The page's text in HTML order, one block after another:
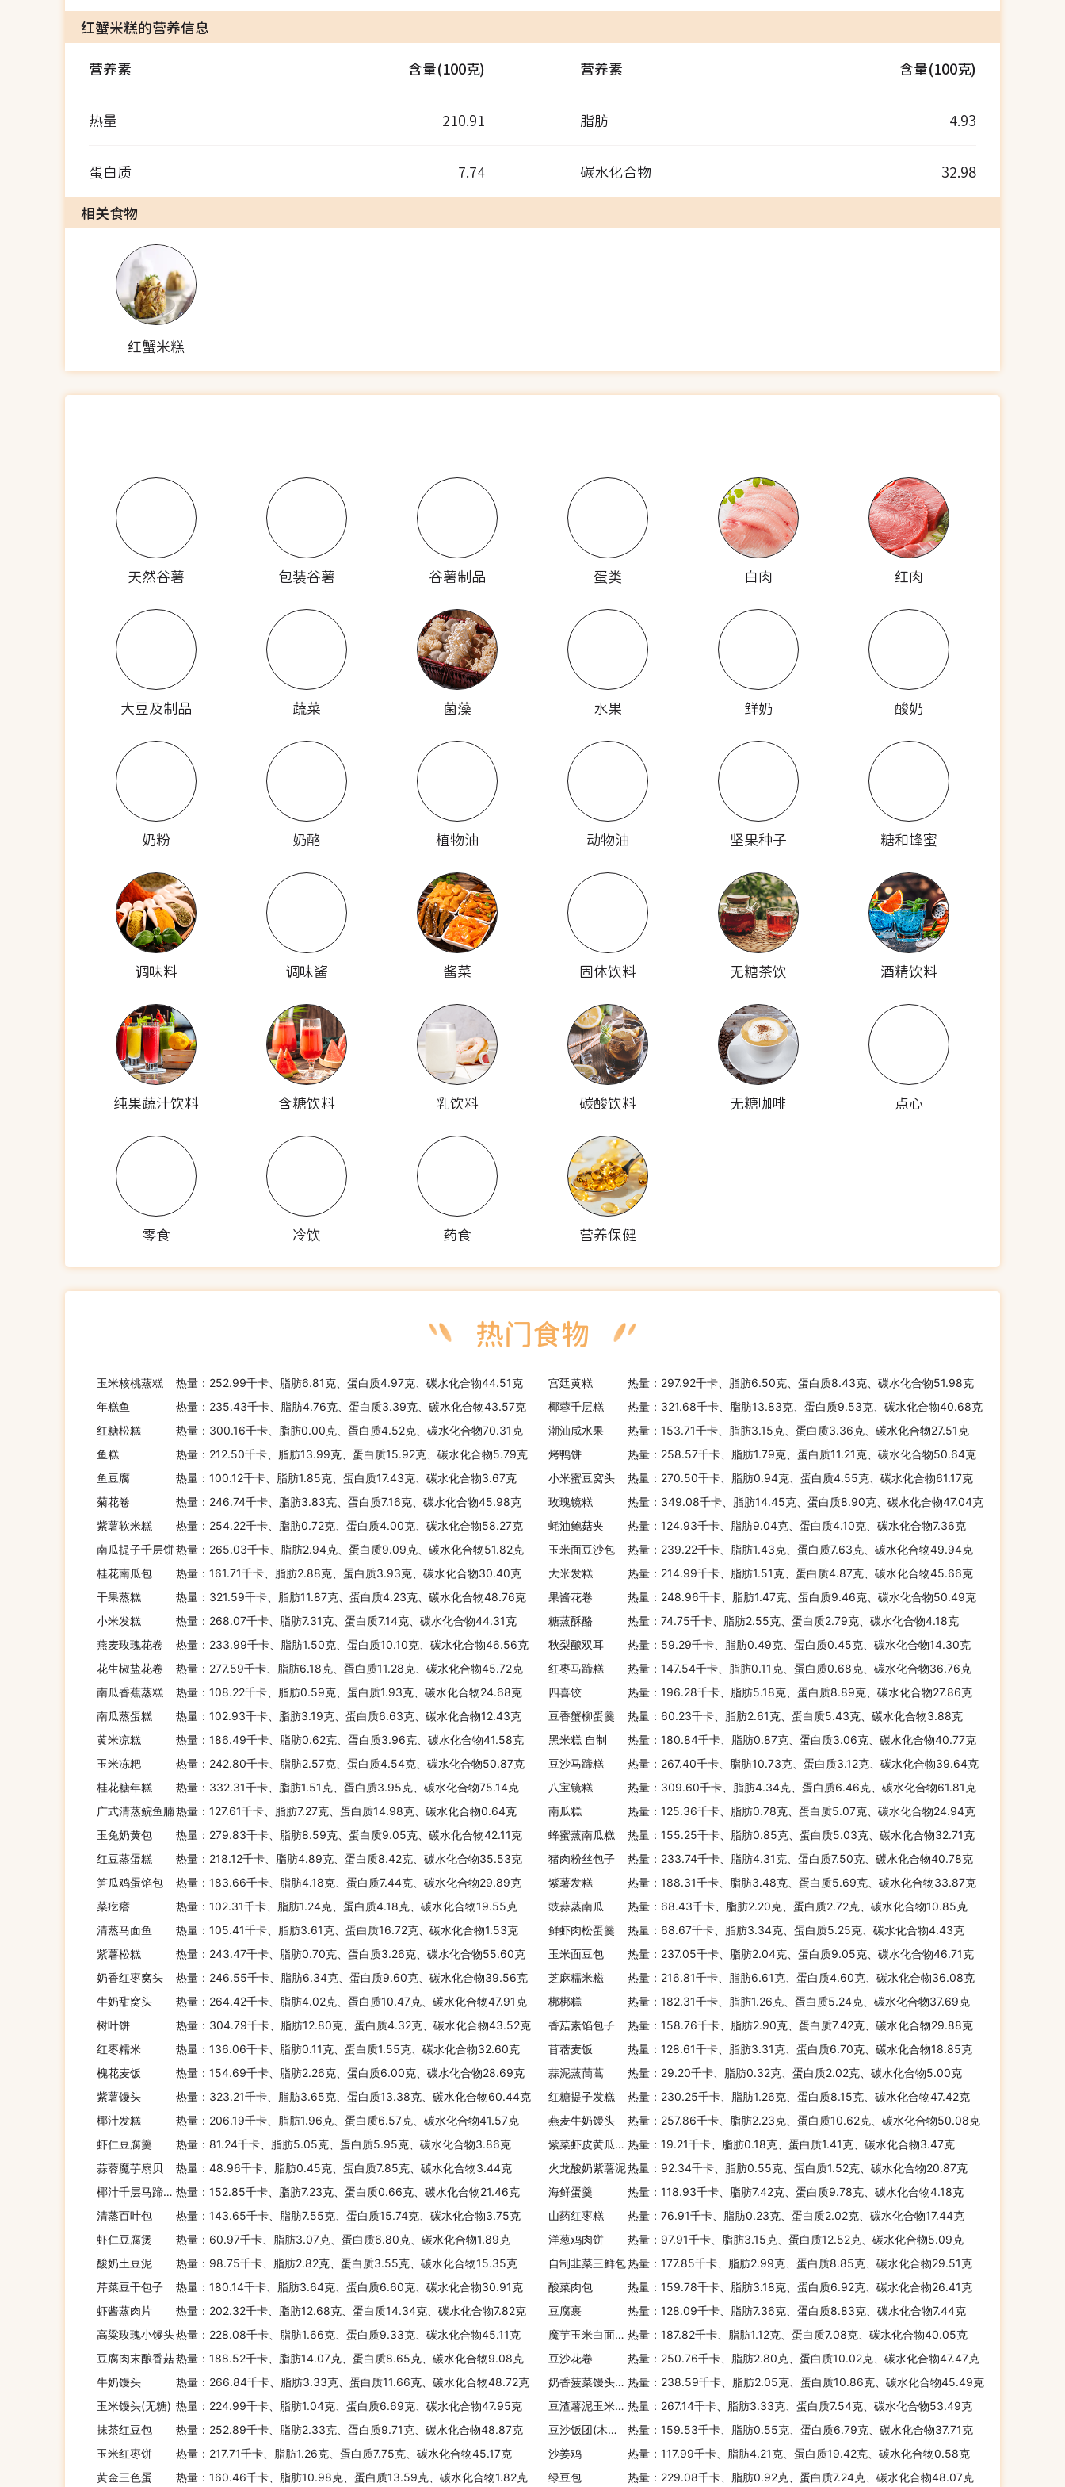
红蟹米糕的营养信息
营养素
含量(100克) 营养素 含量(100克)
热量 210.91 脂肪 4.93
蛋白质 7.74 碳水化合物
32.98
相关食物
红蟹米糕
天然谷薯 包装谷薯 谷薯制品 蛋类 白肉 红肉
大豆及制品 蔬菜 菌藻 水果 鲜奶 酸奶
奶粉 奶酪 植物油 动物油 坚果种子 糖和蜂蜜
调味料 调味酱 酱菜 固体饮料 无糖茶饮 酒精饮料
纯果蔬汁饮料 含糖饮料 乳饮料 碳酸饮料 无糖咖啡 点心
零食 冷饮 药食 营养保健
玉米核桃蒸糕 热量：252.99千卡、脂肪6.81克、蛋白质4.97克、碳水化合物44.51克 宫廷黄糕
热量：297.92千卡、脂肪6.50克、蛋白质8.43克、碳水化合物51.98克
年糕鱼
热量：235.43千卡、脂肪4.76克、蛋白质3.39克、碳水化合物43.57克 椰蓉千层糕
热量：321.68千卡、脂肪13.83克、蛋白质9.53克、碳水化合物40.68克
红糖松糕
热量：300.16千卡、脂肪0.00克、蛋白质4.52克、碳水化合物70.31克 潮汕咸水果
热量：153.71千卡、脂肪3.15克、蛋白质3.36克、碳水化合物27.51克
鱼糕
热量：212.50千卡、脂肪13.99克、蛋白质15.92克、碳水化合物5.79克 烤鸭饼
热量：258.57千卡、脂肪1.79克、蛋白质11.21克、碳水化合物50.64克
鱼豆腐
热量：100.12千卡、脂肪1.85克、蛋白质17.43克、碳水化合物3.67克 小米蜜豆窝头
热量：270.50千卡、脂肪0.94克、蛋白质4.55克、碳水化合物61.17克
菊花卷
热量：246.74千卡、脂肪3.83克、蛋白质7.16克、碳水化合物45.98克 玫瑰镜糕
热量：349.08千卡、脂肪14.45克、蛋白质8.90克、碳水化合物47.04克
紫薯软米糕
热量：254.22千卡、脂肪0.72克、蛋白质4.00克、碳水化合物58.27克 蚝油鲍菇夹
热量：124.93千卡、脂肪9.04克、蛋白质4.10克、碳水化合物7.36克
南瓜提子千层饼热量：265.03千卡、脂肪2.94克、蛋白质9.09克、碳水化合物51.82克 玉米面豆沙包
热量：239.22千卡、脂肪1.43克、蛋白质7.63克、碳水化合物49.94克
桂花南瓜包
热量：161.71千卡、脂肪2.88克、蛋白质3.93克、碳水化合物30.40克 大米发糕
热量：214.99千卡、脂肪1.51克、蛋白质4.87克、碳水化合物45.66克
干果蒸糕
热量：321.59千卡、脂肪11.87克、蛋白质4.23克、碳水化合物48.76克 果酱花卷
热量：248.96千卡、脂肪1.47克、蛋白质9.46克、碳水化合物50.49克
小米发糕
热量：268.07千卡、脂肪7.31克、蛋白质7.14克、碳水化合物44.31克 糖蒸酥酪
热量：74.75千卡、脂肪2.55克、蛋白质2.79克、碳水化合物4.18克
燕麦玫瑰花卷
热量：233.99千卡、脂肪1.50克、蛋白质10.10克、碳水化合物46.56克 秋梨酿双耳
热量：59.29千卡、脂肪0.49克、蛋白质0.45克、碳水化合物14.30克
花生椒盐花卷
热量：277.59千卡、脂肪6.18克、蛋白质11.28克、碳水化合物45.72克 红枣马蹄糕
热量：147.54千卡、脂肪0.11克、蛋白质0.68克、碳水化合物36.76克
南瓜香蕉蒸糕
热量：108.22千卡、脂肪0.59克、蛋白质1.93克、碳水化合物24.68克 四喜饺
热量：196.28千卡、脂肪5.18克、蛋白质8.89克、碳水化合物27.86克
南瓜蒸蛋糕
热量：102.93千卡、脂肪3.19克、蛋白质6.63克、碳水化合物12.43克 豆香蟹柳蛋羹
热量：60.23千卡、脂肪2.61克、蛋白质5.43克、碳水化合物3.88克
黄米凉糕
热量：186.49千卡、脂肪0.62克、蛋白质3.96克、碳水化合物41.58克 黑米糕 自制
热量：180.84千卡、脂肪0.87克、蛋白质3.06克、碳水化合物40.77克
玉米冻粑
热量：242.80千卡、脂肪2.57克、蛋白质4.54克、碳水化合物50.87克 豆沙马蹄糕
热量：267.40千卡、脂肪10.73克、蛋白质3.12克、碳水化合物39.64克
桂花糖年糕
热量：332.31千卡、脂肪1.51克、蛋白质3.95克、碳水化合物75.14克 八宝镜糕
热量：309.60千卡、脂肪4.34克、蛋白质6.46克、碳水化合物61.81克
广式清蒸鲩鱼腩热量：127.61千卡、脂肪7.27克、蛋白质14.98克、碳水化合物0.64克 南瓜糕
热量：125.36千卡、脂肪0.78克、蛋白质5.07克、碳水化合物24.94克
玉兔奶黄包
热量：279.83千卡、脂肪8.59克、蛋白质9.05克、碳水化合物42.11克 蜂蜜蒸南瓜糕
热量：155.25千卡、脂肪0.85克、蛋白质5.03克、碳水化合物32.71克
红豆蒸蛋糕
热量：218.12千卡、脂肪4.89克、蛋白质8.42克、碳水化合物35.53克 猪肉粉丝包子
热量：233.74千卡、脂肪4.31克、蛋白质7.50克、碳水化合物40.78克
笋瓜鸡蛋馅包
热量：183.66千卡、脂肪4.18克、蛋白质7.44克、碳水化合物29.89克 紫薯发糕
热量：188.31千卡、脂肪3.48克、蛋白质5.69克、碳水化合物33.87克
菜疙瘩
热量：102.31千卡、脂肪1.24克、蛋白质4.18克、碳水化合物19.55克 豉蒜蒸南瓜
热量：68.43千卡、脂肪2.20克、蛋白质2.72克、碳水化合物10.85克
清蒸马面鱼
热量：105.41千卡、脂肪3.61克、蛋白质16.72克、碳水化合物1.53克 鲜虾肉松蛋羹
热量：68.67千卡、脂肪3.34克、蛋白质5.25克、碳水化合物4.43克
紫薯松糕
热量：243.47千卡、脂肪0.70克、蛋白质3.26克、碳水化合物55.60克 玉米面豆包
热量：237.05千卡、脂肪2.04克、蛋白质9.05克、碳水化合物46.71克
奶香红枣窝头
热量：246.55千卡、脂肪6.34克、蛋白质9.60克、碳水化合物39.56克 芝麻糯米糍
热量：216.81千卡、脂肪6.61克、蛋白质4.60克、碳水化合物36.08克
牛奶甜窝头
热量：264.42千卡、脂肪4.02克、蛋白质10.47克、碳水化合物47.91克 梆梆糕
热量：182.31千卡、脂肪1.26克、蛋白质5.24克、碳水化合物37.69克
树叶饼
热量：304.79千卡、脂肪12.80克、蛋白质4.32克、碳水化合物43.52克 香菇素馅包子
热量：158.76千卡、脂肪2.90克、蛋白质7.42克、碳水化合物29.88克
红枣糯米
热量：136.06千卡、脂肪0.11克、蛋白质1.55克、碳水化合物32.60克 苜蓿麦饭
热量：128.61千卡、脂肪3.31克、蛋白质6.70克、碳水化合物18.85克
槐花麦饭
热量：154.69千卡、脂肪2.26克、蛋白质6.00克、碳水化合物28.69克 蒜泥蒸茼蒿
热量：29.20千卡、脂肪0.32克、蛋白质2.02克、碳水化合物5.00克
紫薯馒头
热量：323.21千卡、脂肪3.65克、蛋白质13.38克、碳水化合物60.44克 红糖提子发糕
热量：230.25千卡、脂肪1.26克、蛋白质8.15克、碳水化合物47.42克
椰汁发糕
热量：206.19千卡、脂肪1.96克、蛋白质6.57克、碳水化合物41.57克 燕麦牛奶馒头
热量：257.86千卡、脂肪2.23克、蛋白质10.62克、碳水化合物50.08克
虾仁豆腐羹
热量：81.24千卡、脂肪5.05克、蛋白质5.95克、碳水化合物3.86克 紫菜虾皮黄瓜番茄汤 热量：19.21千卡、脂肪0.18克、蛋白质1.41克、碳水化合物3.47克
蒜蓉魔芋扇贝
热量：48.96千卡、脂肪0.45克、蛋白质7.85克、碳水化合物3.44克 火龙酸奶紫薯泥热量：92.34千卡、脂肪0.55克、蛋白质1.52克、碳水化合物20.87克
椰汁千层马蹄糕(自制) 热量：152.85千卡、脂肪7.23克、蛋白质0.66克、碳水化合物21.46克 海鲜蛋羹
热量：118.93千卡、脂肪7.42克、蛋白质9.78克、碳水化合物4.18克
清蒸百叶包
热量：143.65千卡、脂肪7.55克、蛋白质15.74克、碳水化合物3.75克 山药红枣糕
热量：76.91千卡、脂肪0.23克、蛋白质2.02克、碳水化合物17.44克
虾仁豆腐煲
热量：60.97千卡、脂肪3.07克、蛋白质6.80克、碳水化合物1.89克 洋葱鸡肉饼
热量：97.91千卡、脂肪3.15克、蛋白质12.52克、碳水化合物5.09克
酸奶土豆泥
热量：98.75千卡、脂肪2.82克、蛋白质3.55克、碳水化合物15.35克 自制韭菜三鲜包热量：177.85千卡、脂肪2.99克、蛋白质8.85克、碳水化合物29.51克
芹菜豆干包子
热量：180.14千卡、脂肪3.64克、蛋白质6.60克、碳水化合物30.91克 酸菜肉包
热量：159.78千卡、脂肪3.18克、蛋白质6.92克、碳水化合物26.41克
虾酱蒸肉片
热量：202.32千卡、脂肪12.68克、蛋白质14.34克、碳水化合物7.82克 豆腐裹
热量：128.09千卡、脂肪7.36克、蛋白质8.83克、碳水化合物7.44克
高粱玫瑰小馒头热量：228.08千卡、脂肪1.66克、蛋白质9.33克、碳水化合物45.11克 魔芋玉米白面馒头 热量：187.82千卡、脂肪1.12克、蛋白质7.08克、碳水化合物40.05克
豆腐肉末酿香菇热量：188.52千卡、脂肪14.07克、蛋白质8.65克、碳水化合物9.08克 豆沙花卷
热量：250.76千卡、脂肪2.80克、蛋白质10.02克、碳水化合物47.47克
牛奶馒头
热量：266.84千卡、脂肪3.33克、蛋白质11.66克、碳水化合物48.72克 奶香菠菜馒头〔20个左右〕 热量：238.59千卡、脂肪2.05克、蛋白质10.86克、碳水化合物45.49克
玉米馒头(无糖) 热量：224.99千卡、脂肪1.04克、蛋白质6.69克、碳水化合物47.95克 豆渣薯泥玉米面窝窝头 热量：267.14千卡、脂肪3.33克、蛋白质7.54克、碳水化合物53.49克
抹茶红豆包
热量：252.89千卡、脂肪2.33克、蛋白质9.71克、碳水化合物48.87克 豆沙饭团(木糖醇代糖)
热量：159.53千卡、脂肪0.55克、蛋白质6.79克、碳水化合物37.71克
玉米红枣饼
热量：217.71千卡、脂肪1.26克、蛋白质7.75克、碳水化合物45.17克 沙姜鸡
热量：117.99千卡、脂肪4.21克、蛋白质19.42克、碳水化合物0.58克
黄金三色蛋
热量：160.46千卡、脂肪10.98克、蛋白质13.59克、碳水化合物1.82克 绿豆包 热量：229.08千卡、脂肪0.92克、蛋白质7.24克、碳水化合物48.07克